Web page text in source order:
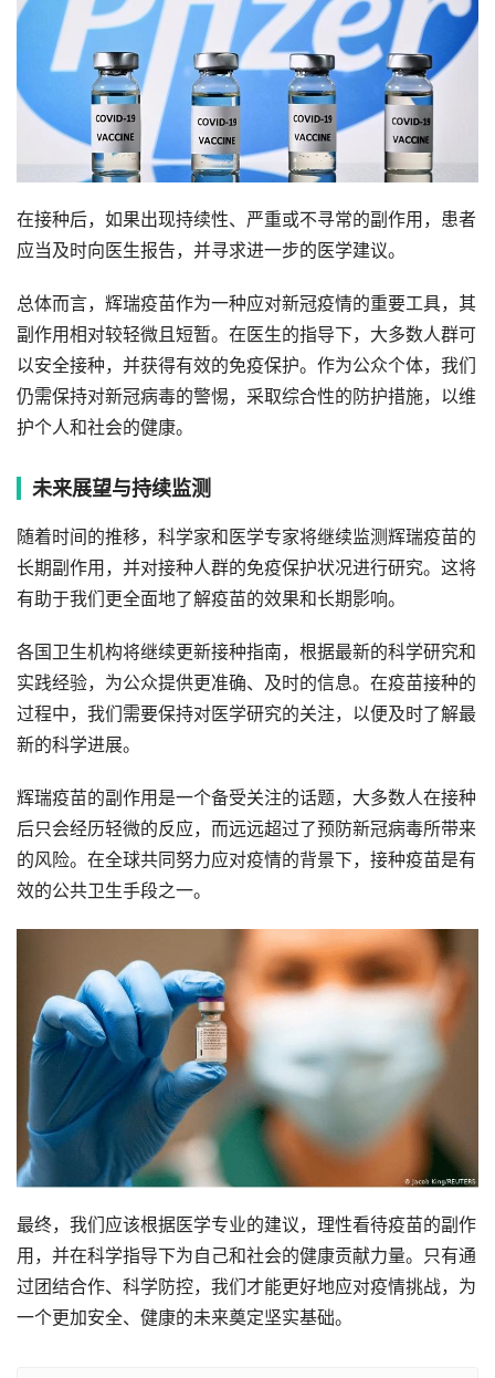
在接种后，如果出现持续性、严重或不寻常的副作用，患者
应当及时向医生报告，并寻求进一步的医学建议。
总体而言，辉瑞疫苗作为一种应对新冠疫情的重要工具，其
副作用相对较轻微且短暂。在医生的指导下，大多数人群可
以安全接种，并获得有效的免疫保护。作为公众个体，我们
仍需保持对新冠病毒的警惕，采取综合性的防护措施，以维
护个人和社会的健康。
未来展望与持续监测
随着时间的推移，科学家和医学专家将继续监测辉瑞疫苗的
长期副作用，并对接种人群的免疫保护状况进行研究。这将
有助于我们更全面地了解疫苗的效果和长期影响。
各国卫生机构将继续更新接种指南，根据最新的科学研究和
实践经验，为公众提供更准确、及时的信息。在疫苗接种的
过程中，我们需要保持对医学研究的关注，以便及时了解最
新的科学进展。
辉瑞疫苗的副作用是一个备受关注的话题，大多数人在接种
后只会经历轻微的反应，而远远超过了预防新冠病毒所带来
的风险。在全球共同努力应对疫情的背景下，接种疫苗是有
效的公共卫生手段之一。
最终，我们应该根据医学专业的建议，理性看待疫苗的副作
用，并在科学指导下为自己和社会的健康贡献力量。只有通
过团结合作、科学防控，我们才能更好地应对疫情挑战，为
一个更加安全、健康的未来奠定坚实基础。